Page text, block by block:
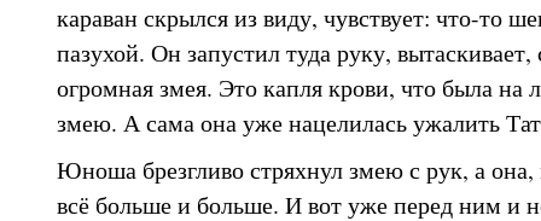
караван скрылся из виду, чувствует: что-то
пазухой. Он запустил туда руку, вытаскивает,
огромная змея. Это капля крови, что была на
змею. А сама она уже нацелилась ужалить
Юноша брезгливо стряхнул змею с рук, а
всё больше и больше. И вот уже перед ним и